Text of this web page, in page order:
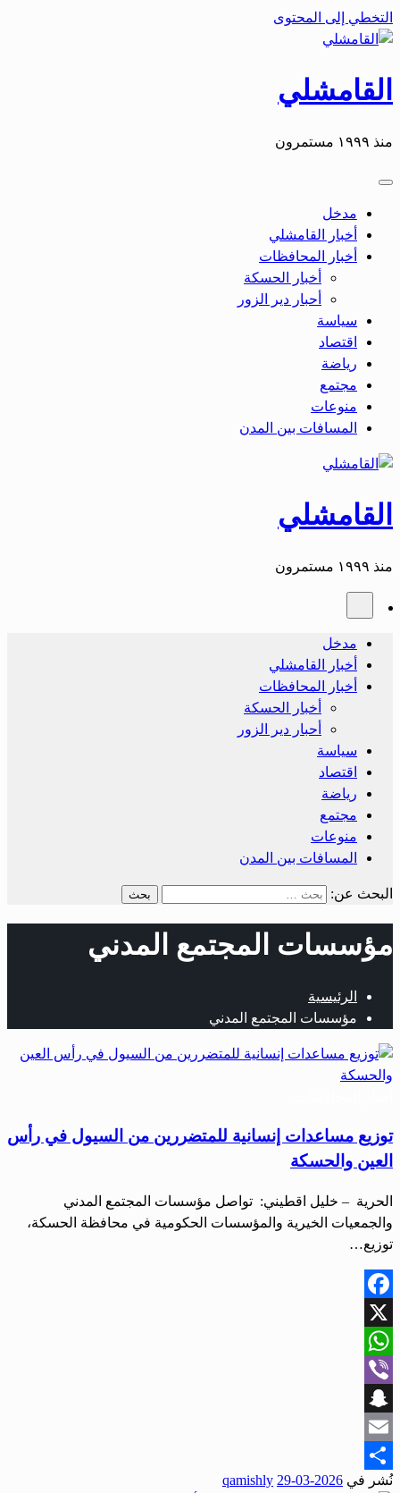
التخطي إلى المحتوى
القامشلي
منذ ١٩٩٩ مستمرون
مدخل
أخبار القامشلي
أخبار المحافظات
أخبار الحسكة
أحبار دير الزور
سياسة
اقتصاد
رياضة
مجتمع
منوعات
المسافات بين المدن
القامشلي
منذ ١٩٩٩ مستمرون
مدخل
أخبار القامشلي
أخبار المحافظات
أخبار الحسكة
أحبار دير الزور
سياسة
اقتصاد
رياضة
مجتمع
منوعات
المسافات بين المدن
البحث عن:
مؤسسات المجتمع المدني
الرئيسية
مؤسسات المجتمع المدني
توزيع مساعدات إنسانية للمتضررين من السيول في رأس
العين والحسكة
الحرية – خليل اقطيني: تواصل مؤسسات المجتمع المدني
والجمعيات الخيرية والمؤسسات الحكومية في محافظة الحسكة،
توزيع…
Facebook
X
WhatsApp
Viber
Snapchat
Email
Share
نُشر في 2026-03-29
qamishly